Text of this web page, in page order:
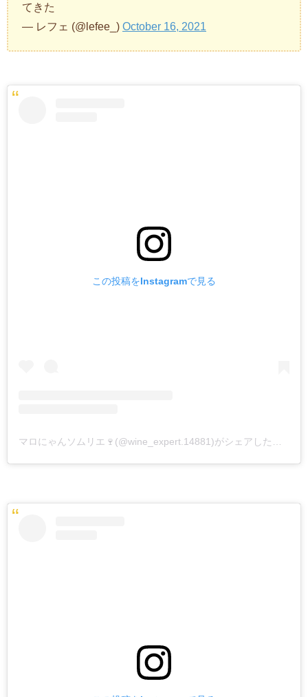
てきた
— レフェ (@lefee_) October 16, 2021
この投稿をInstagramで見る
マロにゃんソムリエ🍷(@wine_expert.14881)がシェアした投稿